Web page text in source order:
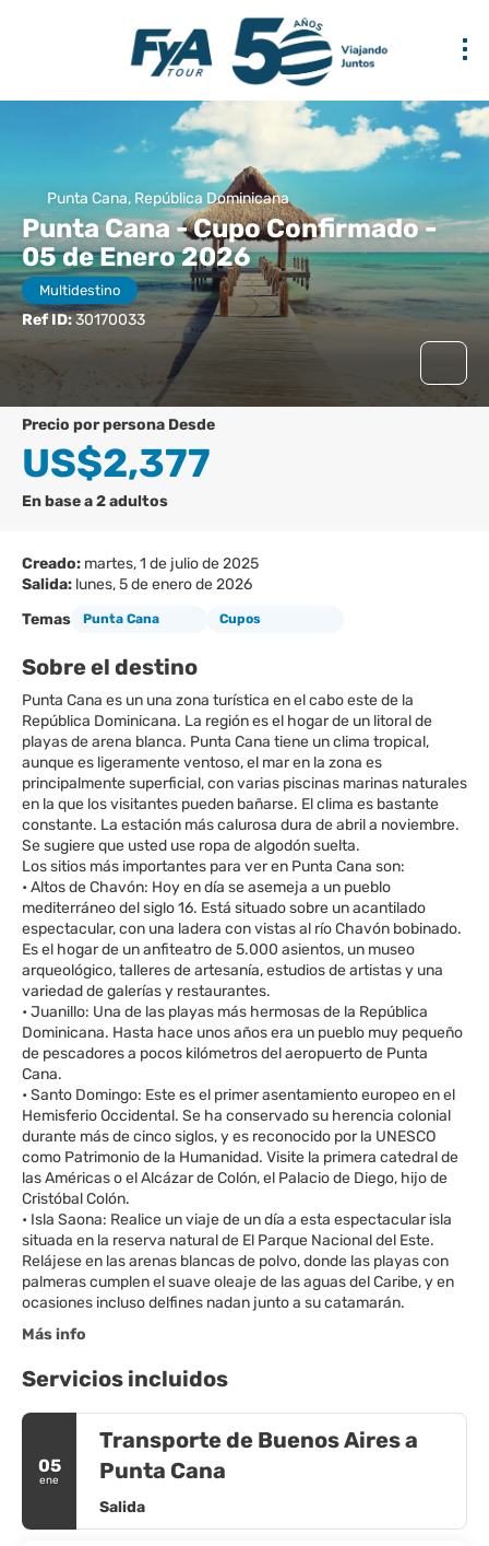
Punta Cana, República Dominicana
Punta Cana - Cupo Confirmado -
05 de Enero 2026
Multidestino
Ref ID:30170033
precio por persona Desde
US$2,377
En base a 2 adultos
Creado: martes, 1 de julio de 2025
Salida: lunes, 5 de enero de 2026
Temas
Punta Cana Cupos
Sobre el destino
Punta Cana es un una zona turística en el cabo este de la
República Dominicana. La región es el hogar de un litoral de
playas de arena blanca. Punta Cana tiene un clima tropical,
aunque es ligeramente ventoso, el mar en la zona es
principalmente superficial, con varias piscinas marinas naturales
en la que los visitantes pueden bañarse. El clima es bastante
constante. La estación más calurosa dura de abril a noviembre.
Se sugiere que usted use ropa de algodón suelta.
Los sitios más importantes para ver en Punta Cana son:
• Altos de Chavón: Hoy en día se asemeja a un pueblo
mediterráneo del siglo 16. Está situado sobre un acantilado
espectacular, con una ladera con vistas al río Chavón bobinado.
Es el hogar de un anfiteatro de 5.000 asientos, un museo
arqueológico, talleres de artesanía, estudios de artistas y una
variedad de galerías y restaurantes.
• Juanillo: Una de las playas más hermosas de la República
Dominicana. Hasta hace unos años era un pueblo muy pequeño
de pescadores a pocos kilómetros del aeropuerto de Punta
Cana.
• Santo Domingo: Este es el primer asentamiento europeo en el
Hemisferio Occidental. Se ha conservado su herencia colonial
durante más de cinco siglos, y es reconocido por la UNESCO
como Patrimonio de la Humanidad. Visite la primera catedral de
las Américas o el Alcázar de Colón, el Palacio de Diego, hijo de
Cristóbal Colón.
• Isla Saona: Realice un viaje de un día a esta espectacular isla
situada en la reserva natural de El Parque Nacional del Este.
Relájese en las arenas blancas de polvo, donde las playas con
palmeras cumplen el suave oleaje de las aguas del Caribe, y en
Más info
Servicios incluidos
05
ene
Transporte de Buenos Aires a
Punta Cana
Salida